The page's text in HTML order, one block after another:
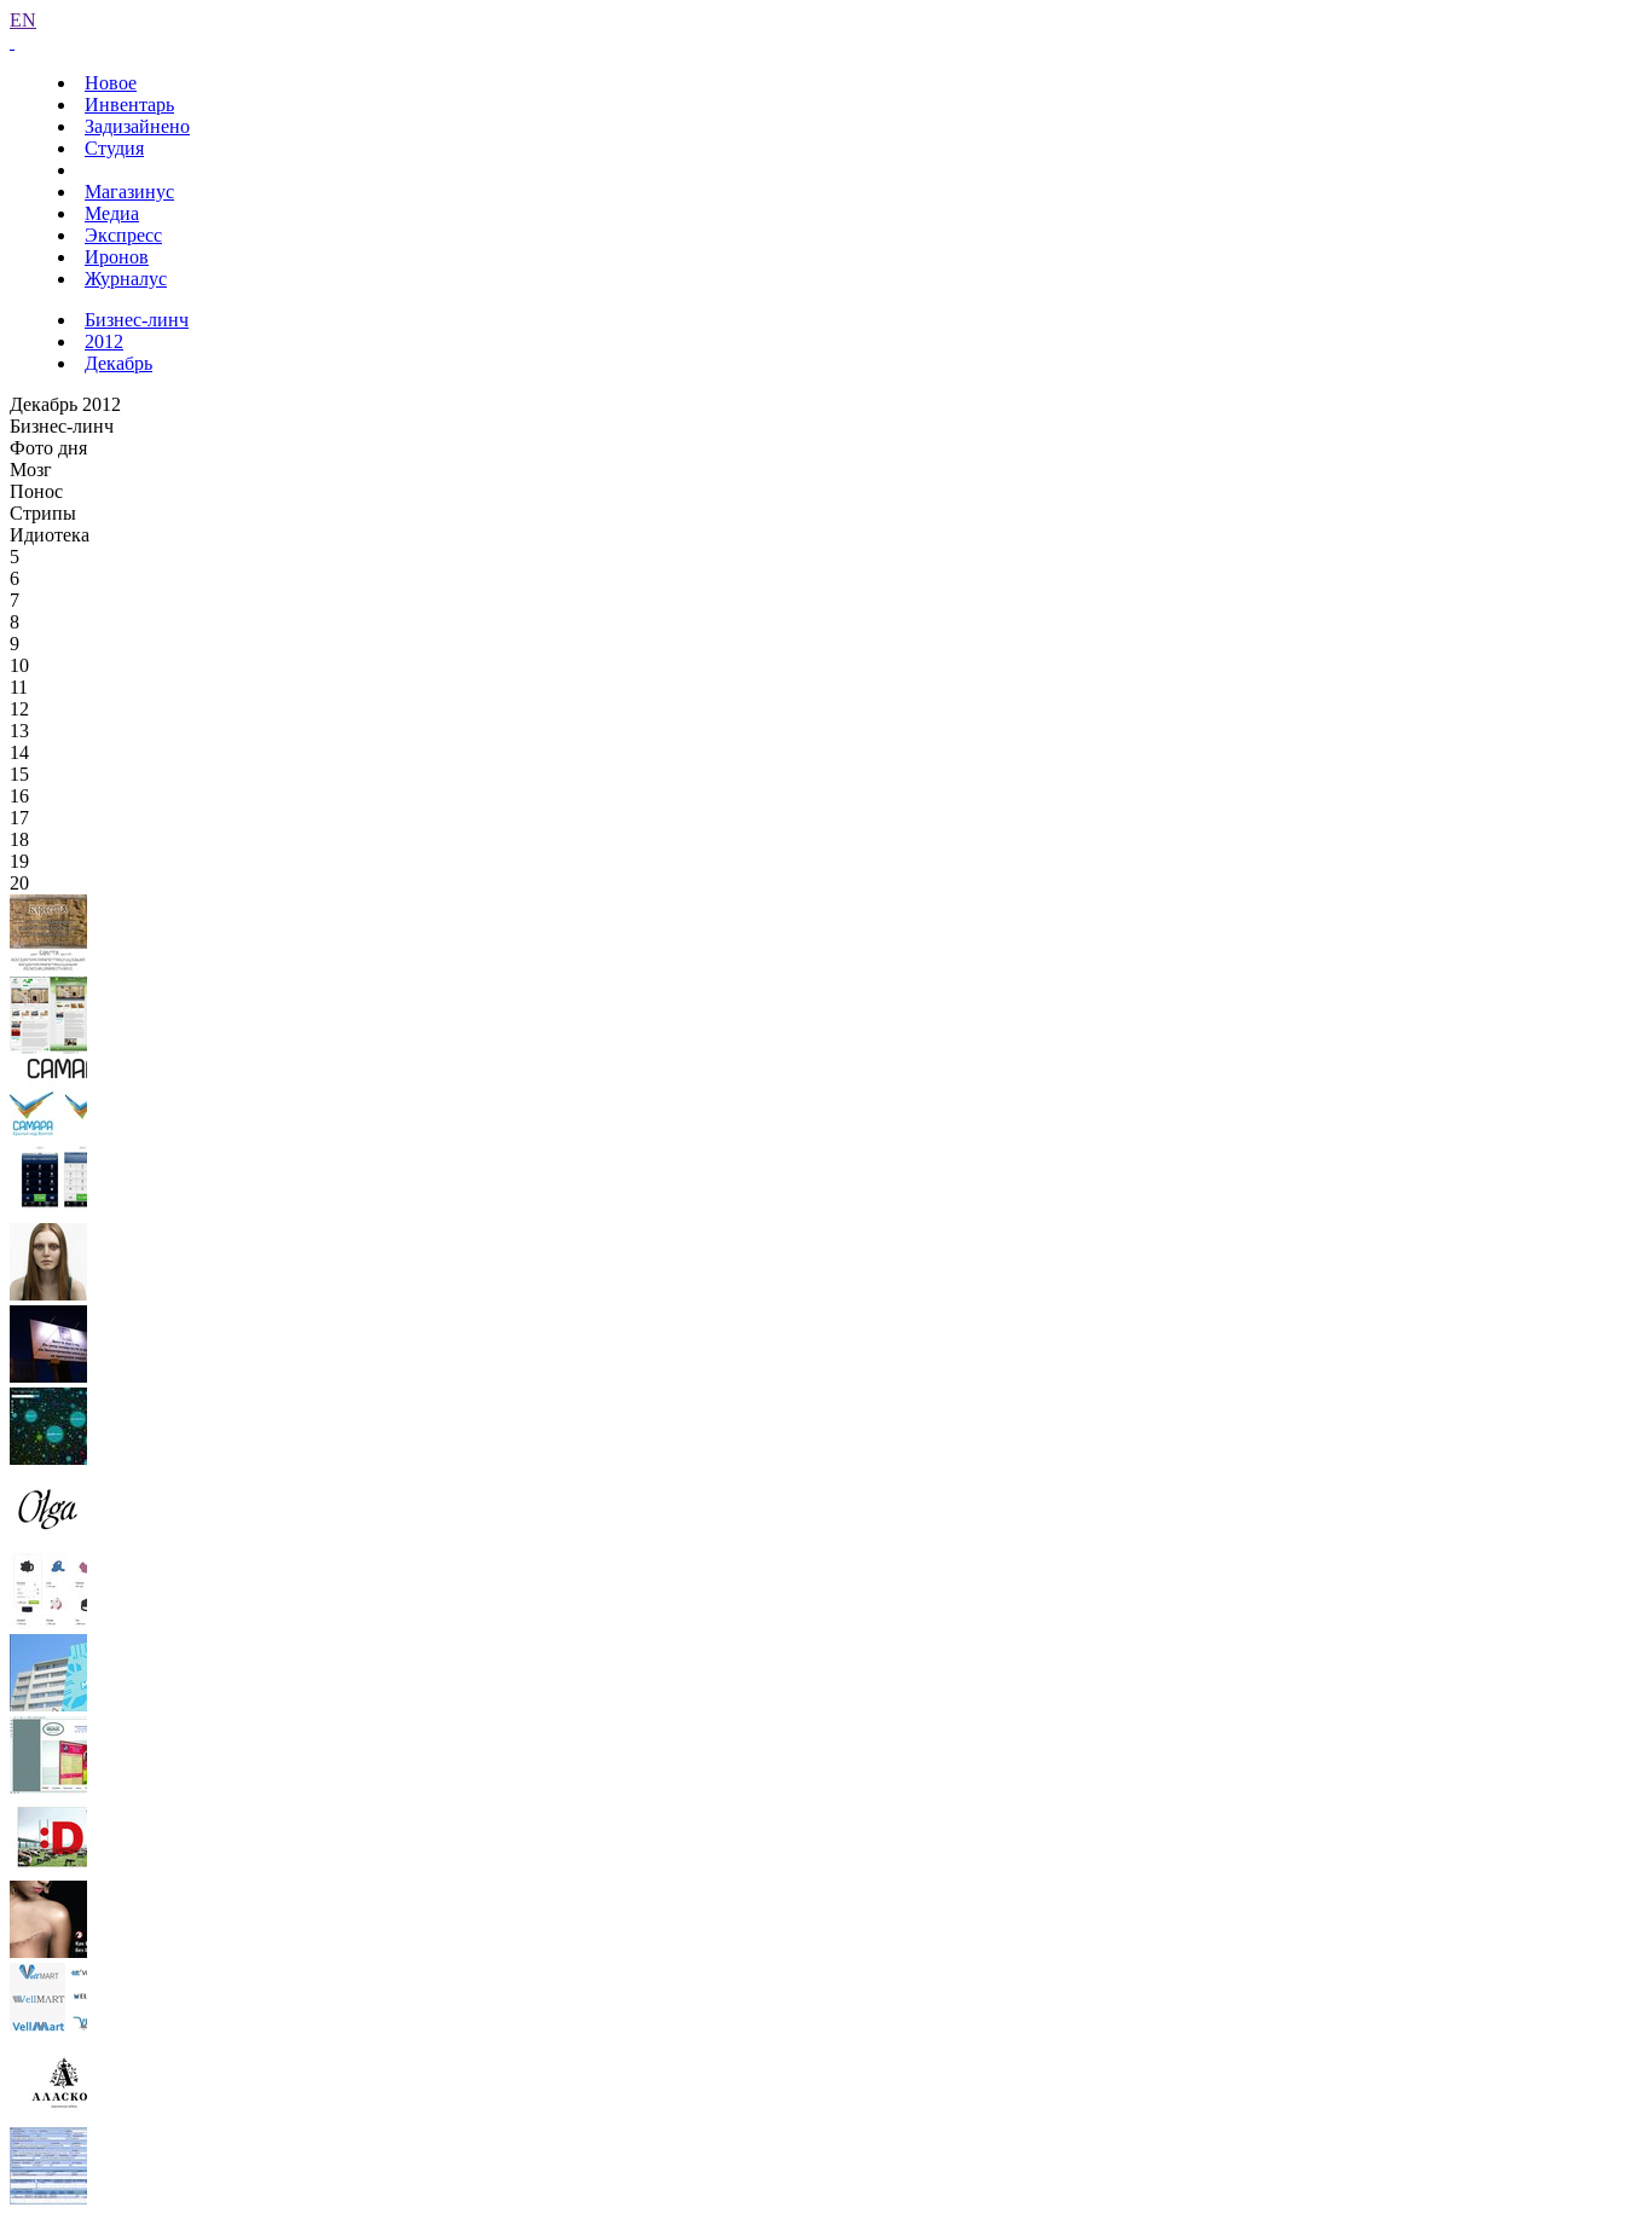
EN
Новое
Инвентарь
Задизайнено
Студия
Магазинус
Медиа
Экспресс
Иронов
Журналус
Бизнес-линч
2012
Декабрь
Декабрь 2012
Бизнес-линч
Фото дня
Мозг
Понос
Стрипы
Идиотека
5
6
7
8
9
10
11
12
13
14
15
16
17
18
19
20